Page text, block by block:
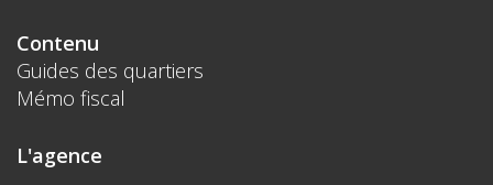
Contenu
Guides des quartiers
Mémo fiscal
L'agence